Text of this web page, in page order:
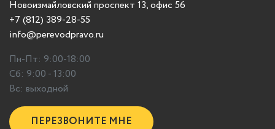
Новоизмайловский проспект 13, офис 56
+7 (812) 389-28-55
info@perevodpravo.ru
Пн-Пт: 9:00-18:00
Сб: 9:00 - 13:00
Вс: выходной
ПЕРЕЗВОНИТЕ МНЕ